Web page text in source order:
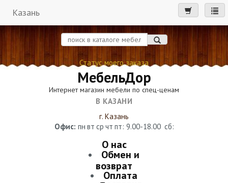
Казань
Статус моего заказа
МебельДор
Интернет магазин мебели по спец-ценам
В КАЗАНИ
г. Казань
Офис: пн вт ср чт пт: 9.00-18.00 сб:
О нас
Обмен и
возврат
Оплата